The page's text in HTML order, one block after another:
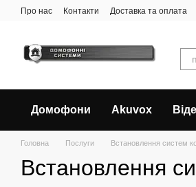
Перейти до основного контенту
Про нас Контакти Доставка та оплата
Домофони Akuvox
Головна Послуги Встановлення систем
Встановлення